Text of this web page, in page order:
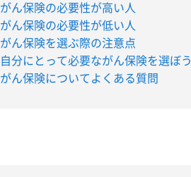
がん保険の必要性が高い人
がん保険の必要性が低い人
がん保険を選ぶ際の注意点
自分にとって必要ながん保険を選ぼう
がん保険についてよくある質問